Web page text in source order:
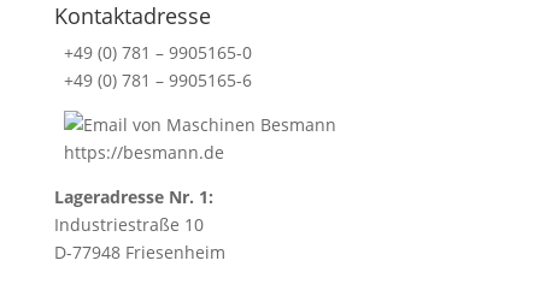
s
.
T
i
s
f
i
e
Kontaktadresse
+49 (0) 781 – 9905165-0
+49 (0) 781 – 9905165-6
https://besmann.de
Lageradresse Nr. 1:
Industriestraße 10
D-77948 Friesenheim